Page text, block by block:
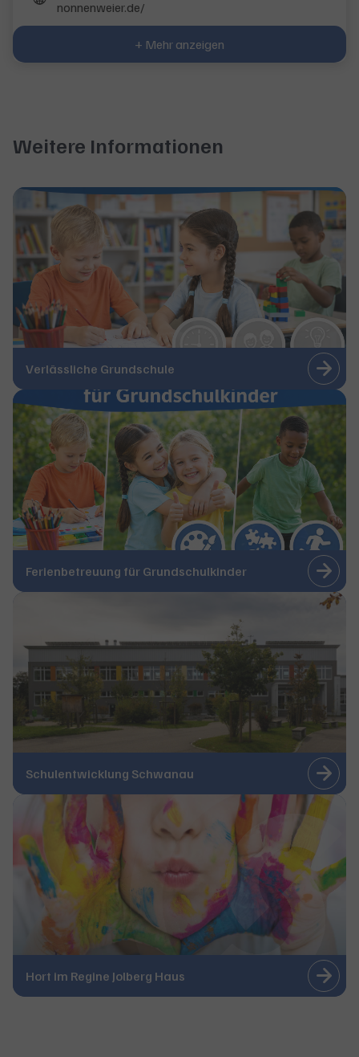
nonnenweier.de/
+ Mehr anzeigen
Weitere Informationen
Verlässliche Grundschule
Ferienbetreuung für Grundschulkinder
Schulentwicklung Schwanau
Hort im Regine Jolberg Haus